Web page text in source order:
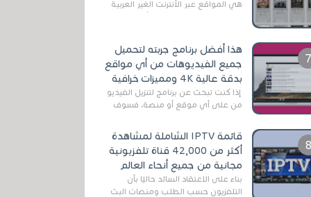
هي المواقع عبر الأنترنت الغير العربية
التي تقدم خدمة تحميل الأفلام على
هذا أفضل برنامج جربته لتحميل
جميع الفيديوهات من أي مواقع
بدقة عالية 4K ومميزات خرافية
إذا كنت تبحث عن برنامج لتنزيل الفيديو
من على أي موقع أو منصة، فسوف
الخاصة بالبرامج والتطبيقات في هذا
المج...
قائمة IPTV الشاملة لمشاهدة
أكثر من 42,000 قناة تلفزيونية
مجانية من جميع أنحاء العالم
بناءً على الاعتقاد السائد حاليًا بأن
التلفزيون حسب الطلب ومنصات البث